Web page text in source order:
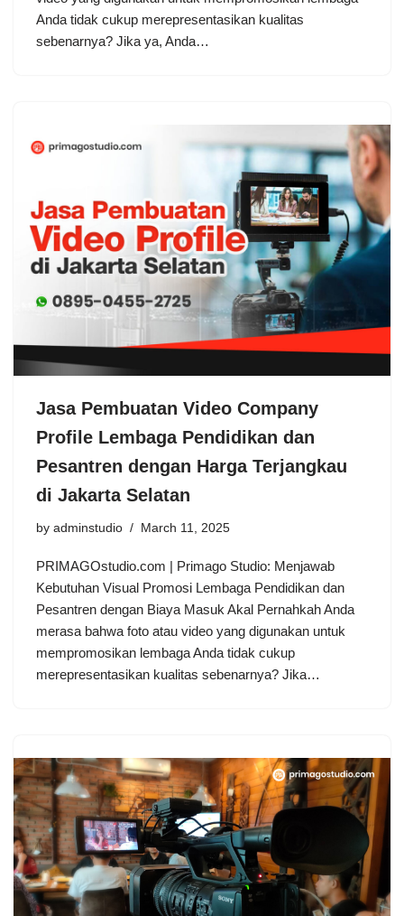
Anda tidak cukup merepresentasikan kualitas
sebenarnya? Jika ya, Anda…
Jasa Pembuatan Video Company
Profile Lembaga Pendidikan dan
Pesantren dengan Harga Terjangkau
di Jakarta Selatan
by adminstudio March 11, 2025
PRIMAGOstudio.com | Primago Studio: Menjawab
Kebutuhan Visual Promosi Lembaga Pendidikan dan
Pesantren dengan Biaya Masuk Akal Pernahkah Anda
merasa bahwa foto atau video yang digunakan untuk
mempromosikan lembaga Anda tidak cukup
merepresentasikan kualitas sebenarnya? Jika…